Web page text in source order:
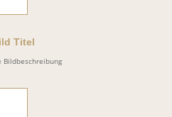
Titel
Bildbeschreibung